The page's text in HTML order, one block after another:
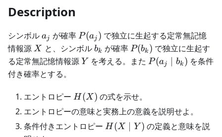
Description
シンボルa_j
aj が確率 P(a_j)
P(aj ) で独立に生起する定常無記憶
情報源 X
X と、シンボルb_k
bk が確率 P(b_k)
P(bk ) で独立に生起す
る定常無記憶情報源Y
Y を考える。またP(a_j\mid
P(aj bk ) を条件
付き確率とする。
エントロピー H(X)
H (X) の式を示せ。
エントロピーの意味と実務上の意義を説明せよ。
条件付きエントロピー H(X\mid
H (X Y ) の定義と意味を説